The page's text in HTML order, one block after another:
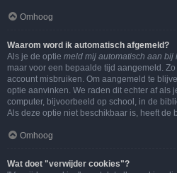
Omhoog
Waarom word ik automatisch afgemeld?
Als je de optie meld mij automatisch aan bij
maar voor een bepaalde tijd aangemeld.
account misbruiken. Om aangemeld te
optie aanvinken. We raden dit echter af als
computer, bijvoorbeeld op school, in de
Als deze optie niet beschikbaar is, heeft de
Omhoog
Wat doet "verwijder cookies"?